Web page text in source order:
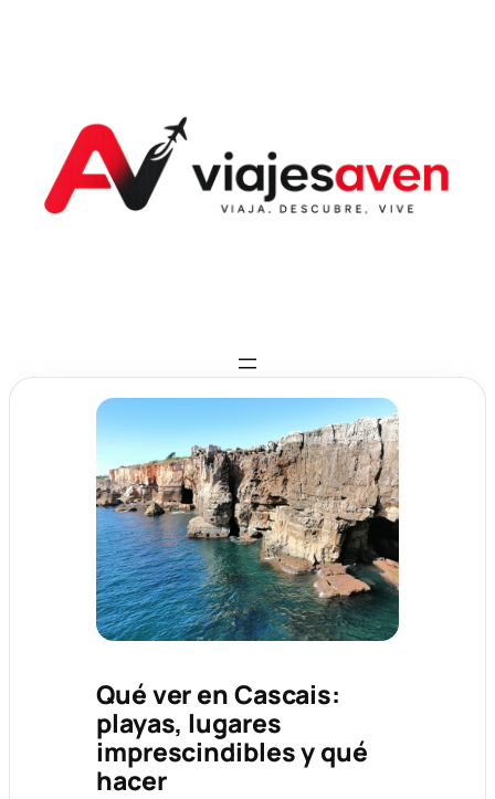
Qué ver en Cascais:
playas, lugares
imprescindibles y qué
hacer